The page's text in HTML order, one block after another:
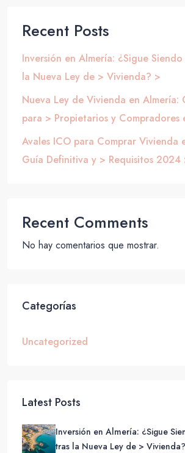
Recent Posts
Inversión en Almería: ¿Sigue
la Nueva Ley de > Vivienda? >
Nueva Ley de Vivienda en Almería:
para > Propietarios y Compradores
Avales ICO para Comprar Vivienda
Guía Definitiva y > Requisitos 2024
Recent Comments
No hay comentarios que mostrar.
Categorías
Uncategorized
Latest Posts
Inversión en Almería: ¿Sigue
tras la Nueva Ley de >